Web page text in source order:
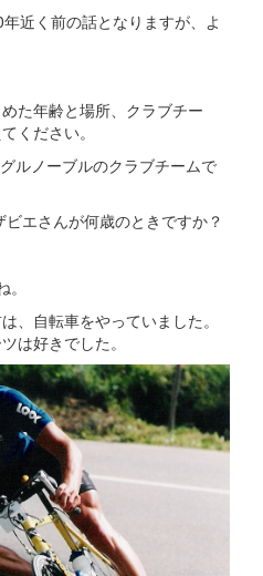
近く前の話となりますが、よ
た年齢と場所、クラブチー
ください。
ルノーブルのクラブチームで
エさんが何歳のときですか？
、自転車をやっていました。
は好きでした。